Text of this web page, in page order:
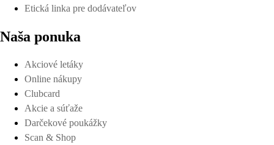
Etická linka pre dodávateľov
Naša ponuka
Akciové letáky
Online nákupy
Clubcard
Akcie a súťaže
Darčekové poukážky
Scan & Shop